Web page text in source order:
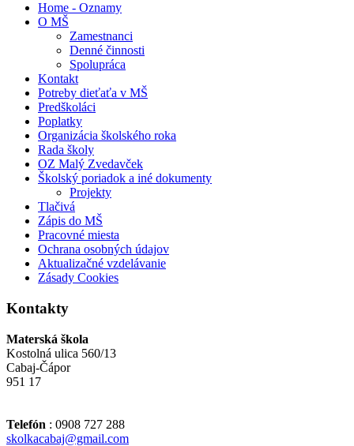
Home - Oznamy
O MŠ
Zamestnanci
Denné činnosti
Spolupráca
Kontakt
Potreby dieťaťa v MŠ
Predškoláci
Poplatky
Organizácia školského roka
Rada školy
OZ Malý Zvedavček
Školský poriadok a iné dokumenty
Projekty
Tlačivá
Zápis do MŠ
Pracovné miesta
Ochrana osobných údajov
Aktualizačné vzdelávanie
Zásady Cookies
Kontakty
Materská škola
Kostolná ulica 560/13
Cabaj-Čápor
951 17
Telefón : 0908 727 288
skolkacabaj@gmail.com